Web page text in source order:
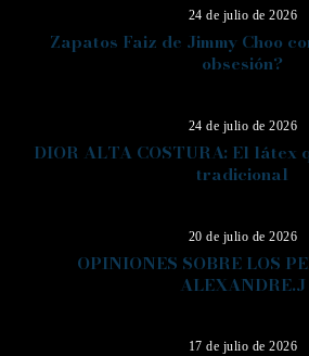
24 de julio de 2026
Zapatos Faiz de Jimmy Choo
obsesión?
24 de julio de 2026
DIOR ALTA COSTURA: El látex
tradicional
20 de julio de 2026
OPINIONES SOBRE LOS
ALEXANDRE.J
17 de julio de 2026